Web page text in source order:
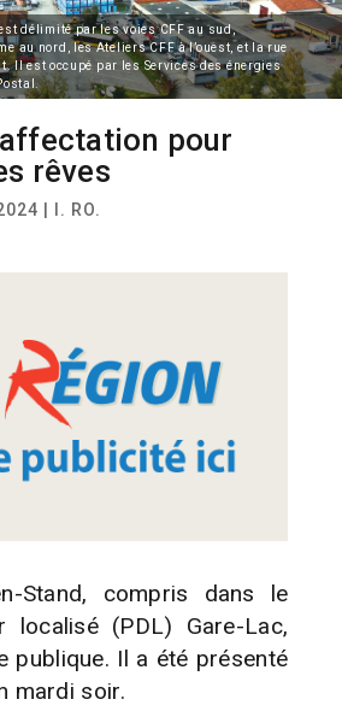
ACTUALITÉ
délimité par les voies CFF au sud,
au nord, les Ateliers CFF à l’ouest, et la rue
Il est occupé par les Services des énergies
pour
rêves
| I. RO.
Stand, compris dans le
localisé (PDL) Gare-Lac,
publique. Il a été présenté
mardi soir.